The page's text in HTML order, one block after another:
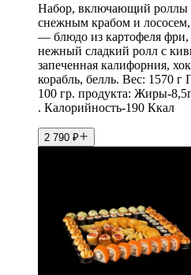
Набор, включающий роллы
снежным крабом и
— блюдо из картофеля фри,
нежный сладкий ролл с
запеченная калифорния,
корабль, белль. Вес: 1570 г
100 гр. продукта: Жиры-
. Калорийность-190 Ккал
2 790 ₽